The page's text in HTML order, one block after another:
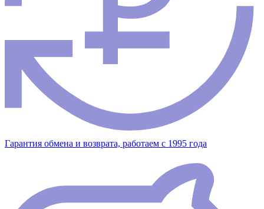
Гарантия обмена и возврата, работаем с 1995 года